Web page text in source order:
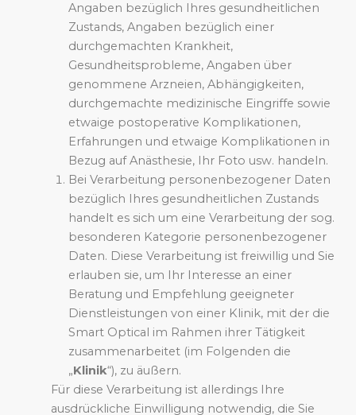
Angaben bezüglich Ihres gesundheitlichen
Zustands, Angaben bezüglich einer
durchgemachten Krankheit,
Gesundheitsprobleme, Angaben über
genommene Arzneien, Abhängigkeiten,
durchgemachte medizinische Eingriffe sowie
etwaige postoperative Komplikationen,
Erfahrungen und etwaige Komplikationen in
Bezug auf Anästhesie, Ihr Foto usw. handeln.
Bei Verarbeitung personenbezogener Daten
bezüglich Ihres gesundheitlichen Zustands
handelt es sich um eine Verarbeitung der sog.
besonderen Kategorie personenbezogener
Daten. Diese Verarbeitung ist freiwillig und Sie
erlauben sie, um Ihr Interesse an einer
Beratung und Empfehlung geeigneter
Dienstleistungen von einer Klinik, mit der die
Smart Optical im Rahmen ihrer Tätigkeit
zusammenarbeitet (im Folgenden die
„Klinik“), zu äußern.
Für diese Verarbeitung ist allerdings Ihre
ausdrückliche Einwilligung notwendig, die Sie